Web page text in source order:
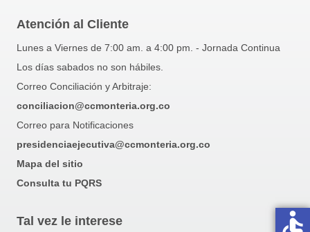
Atención al Cliente
Lunes a Viernes de 7:00 am. a 4:00 pm. - Jornada Continua
Los días sabados no son hábiles.
Correo Conciliación y Arbitraje:
conciliacion@ccmonteria.org.co
Correo para Notificaciones
presidenciaejecutiva@ccmonteria.org.co
Mapa del sitio
Consulta tu PQRS
Tal vez le interese accessible